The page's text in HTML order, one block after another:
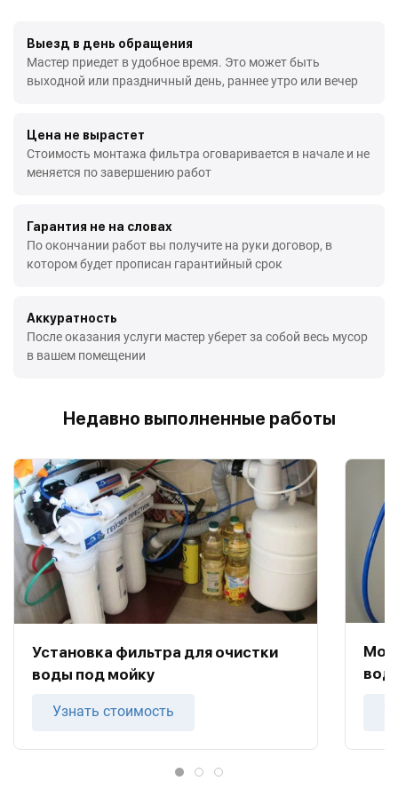
Выезд в день обращения
Мастер приедет в удобное время. Это может быть
выходной или праздничный день, раннее утро или вечер
Цена не вырастет
Стоимость монтажа фильтра оговаривается в начале и не
меняется по завершению работ
Гарантия не на словах
По окончании работ вы получите на руки договор, в
котором будет прописан гарантийный срок
Аккуратность
После оказания услуги мастер уберет за собой весь мусор
в вашем помещении
Недавно выполненные работы
Установка фильтра для очистки
воды под мойку
Узнать стоимость